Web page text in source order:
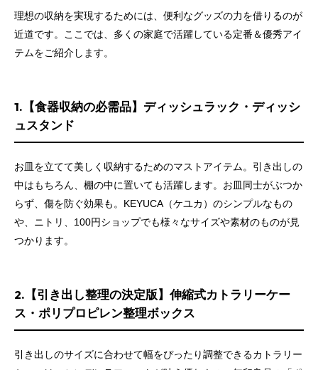
理想の収納を実現するためには、便利なグッズの力を借りるのが
近道です。ここでは、多くの家庭で活躍している定番＆優秀アイ
テムをご紹介します。
1.【食器収納の必需品】ディッシュラック・ディッシ
ュスタンド
お皿を立てて美しく収納するためのマストアイテム。引き出しの
中はもちろん、棚の中に置いても活躍します。お皿同士がぶつか
らず、傷を防ぐ効果も。KEYUCA（ケユカ）のシンプルなもの
や、ニトリ、100円ショップでも様々なサイズや素材のものが見
つかります。
2.【引き出し整理の決定版】伸縮式カトラリーケー
ス・ポリプロピレン整理ボックス
引き出しのサイズに合わせて幅をぴったり調整できるカトラリー